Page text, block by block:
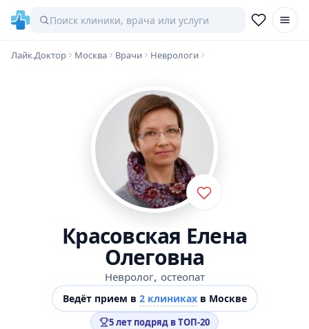
Лайк.Доктор Москва Врачи Неврологи
Красовская Елена
Олеговна
Невролог, остеопат
Ведёт прием в 2 клиникахв Москве
5 лет подряд в ТОП-20